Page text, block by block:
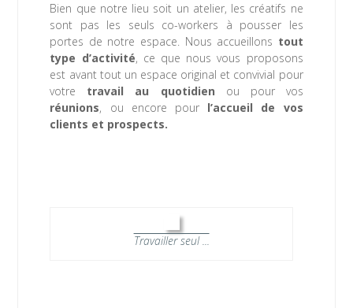
Bien que notre lieu soit un atelier, les créatifs ne
sont pas les seuls co-workers à pousser les
portes de notre espace. Nous accueillons tout
type d’activité, ce que nous vous proposons
est avant tout un espace original et convivial pour
votre travail au quotidien ou pour vos
réunions, ou encore pour l’accueil de vos
clients et prospects.
Travailler seul ...